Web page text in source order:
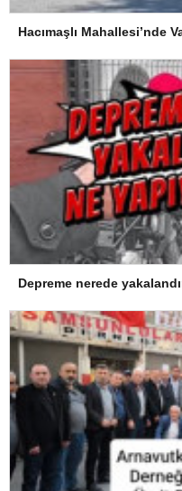
Depreme nerede